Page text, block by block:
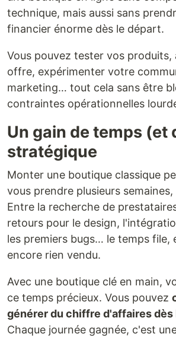
technique, mais aussi sans
financier énorme dès le départ.
Vous pouvez tester vos produits,
offre, expérimenter votre
marketing… tout cela sans être
contraintes opérationnelles
Un gain de temps (et
stratégique
Monter une boutique classique
vous prendre plusieurs
Entre la recherche de
retours pour le design,
les premiers bugs… le temps file,
encore rien vendu.
Avec une boutique clé en main,
ce temps précieux. Vous pouvez
générer du chiffre d'affaires dès
Chaque journée gagnée, c'est